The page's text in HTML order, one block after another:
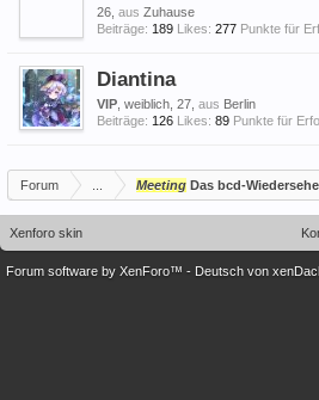
26, aus Zuhause
Beiträge: 189 Likes: 277 Punkte für
Diantina
VIP , weiblich, 27, aus Berlin
Beiträge: 126 Likes: 89 Punkte für
Forum Meeting Das bcd-
Xenforo skin
Forum software by XenForo™ - Deutsch von